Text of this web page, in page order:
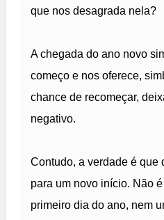
que nos desagrada nela?
A chegada do ano novo
começo e nos oferece,
chance de recomeçar,
negativo.
Contudo, a verdade é que
para um novo início. Não
primeiro dia do ano, nem